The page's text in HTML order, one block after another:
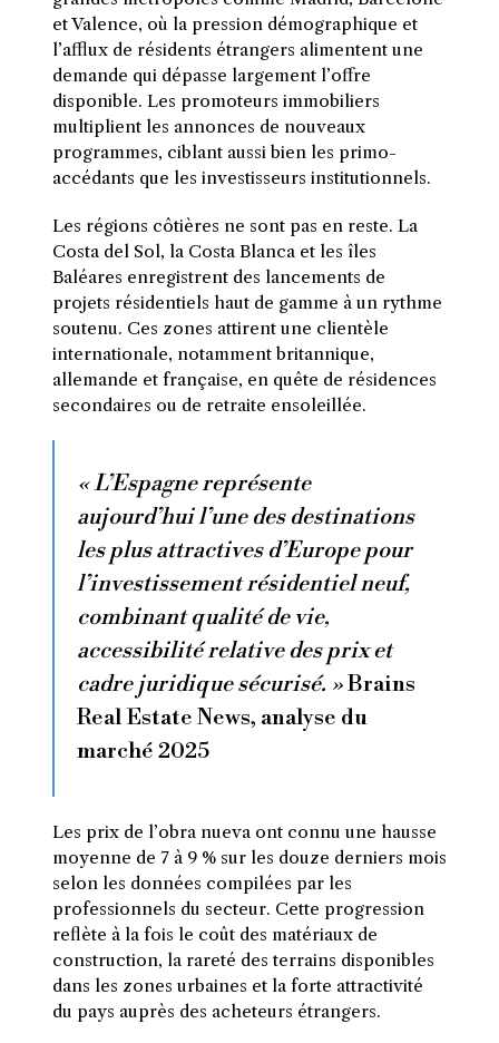
et Valence, où la pression démographique et
l’afflux de résidents étrangers alimentent une
demande qui dépasse largement l’offre
disponible. Les promoteurs immobiliers
multiplient les annonces de nouveaux
programmes, ciblant aussi bien les primo-
accédants que les investisseurs institutionnels.
Les régions côtières ne sont pas en reste. La
Costa del Sol, la Costa Blanca et les îles
Baléares enregistrent des lancements de
projets résidentiels haut de gamme à un rythme
soutenu. Ces zones attirent une clientèle
internationale, notamment britannique,
allemande et française, en quête de résidences
secondaires ou de retraite ensoleillée.
« L’Espagne représente
aujourd’hui l’une des destinations
les plus attractives d’Europe pour
l’investissement résidentiel neuf,
combinant qualité de vie,
accessibilité relative des prix et
cadre juridique sécurisé. »Brains
Real Estate News, analyse du
marché 2025
Les prix de l’obra nueva ont connu une hausse
moyenne de 7 à 9 % sur les douze derniers mois
selon les données compilées par les
professionnels du secteur. Cette progression
reflète à la fois le coût des matériaux de
construction, la rareté des terrains disponibles
dans les zones urbaines et la forte attractivité
du pays auprès des acheteurs étrangers.